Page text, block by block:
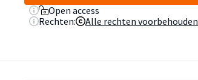
Open access
Rechten:
Alle rechten voorbehouden